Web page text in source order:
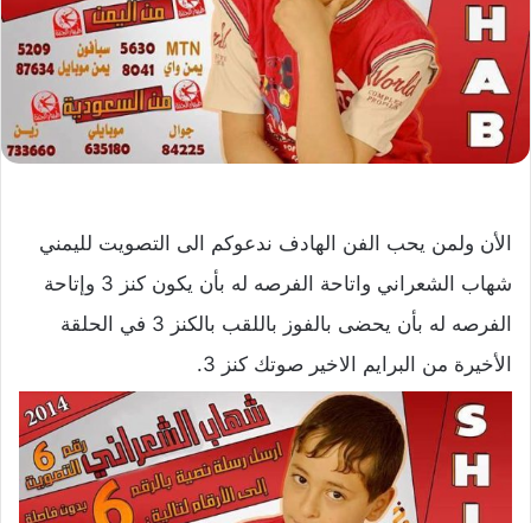
الأن ولمن يحب الفن الهادف ندعوكم الى التصويت لليمني
شهاب الشعراني واتاحة الفرصه له بأن يكون كنز 3 وإتاحة
الفرصه له بأن يحضى بالفوز باللقب بالكنز 3 في الحلقة
الأخيرة من البرايم الاخير صوتك كنز 3.